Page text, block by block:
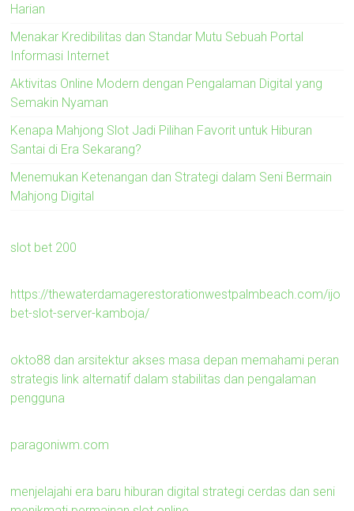
Harian
Menakar Kredibilitas dan Standar Mutu Sebuah Portal
Informasi Internet
Aktivitas Online Modern dengan Pengalaman Digital yang
Semakin Nyaman
Kenapa Mahjong Slot Jadi Pilihan Favorit untuk Hiburan
Santai di Era Sekarang?
Menemukan Ketenangan dan Strategi dalam Seni Bermain
Mahjong Digital
slot bet 200
https://thewaterdamagerestorationwestpalmbeach.com/ijo
bet-slot-server-kamboja/
okto88 dan arsitektur akses masa depan memahami peran
strategis link alternatif dalam stabilitas dan pengalaman
pengguna
paragoniwm.com
menjelajahi era baru hiburan digital strategi cerdas dan seni